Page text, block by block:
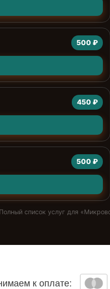
500 ₽
450 ₽
500 ₽
Полный список услуг для «
к оплате: